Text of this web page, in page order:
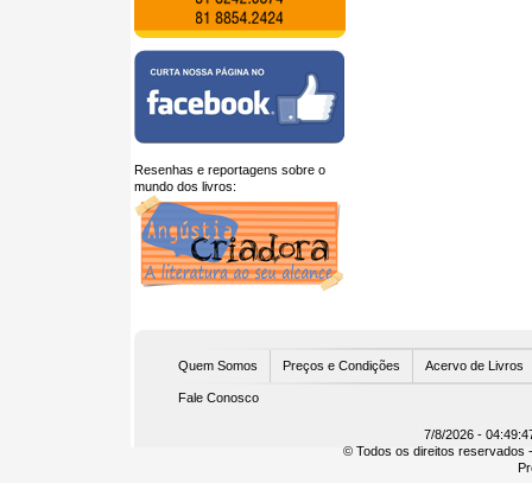
Resenhas e reportagens sobre o
mundo dos livros:
Quem Somos Preços e Condições Acervo de Livros
Fale Conosco
7/8/2026 -
© Todos os direitos reservados